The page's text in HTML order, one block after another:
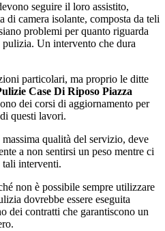
seguire il loro assistito,
di camera isolante, composta da teli
problemi per quanto riguarda
Un intervento che dura
particolari, ma proprio le ditte
Case Di Riposo Piazza
dei corsi di aggiornamento per
questi lavori.
qualità del servizio, deve
a non sentirsi un peso mentre ci
tali interventi.
non è possibile sempre utilizzare
dovrebbe essere eseguita
dei contratti che garantiscono un